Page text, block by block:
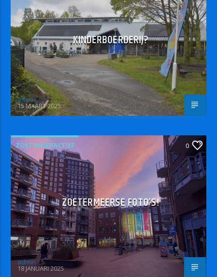
KINDERBOERDERIJ?
admin
15 MAART 2025
ZOETRMEERACTIEF 0
ZOETERMEERSE FOTO’S!
admin
18 JANUARI 2025